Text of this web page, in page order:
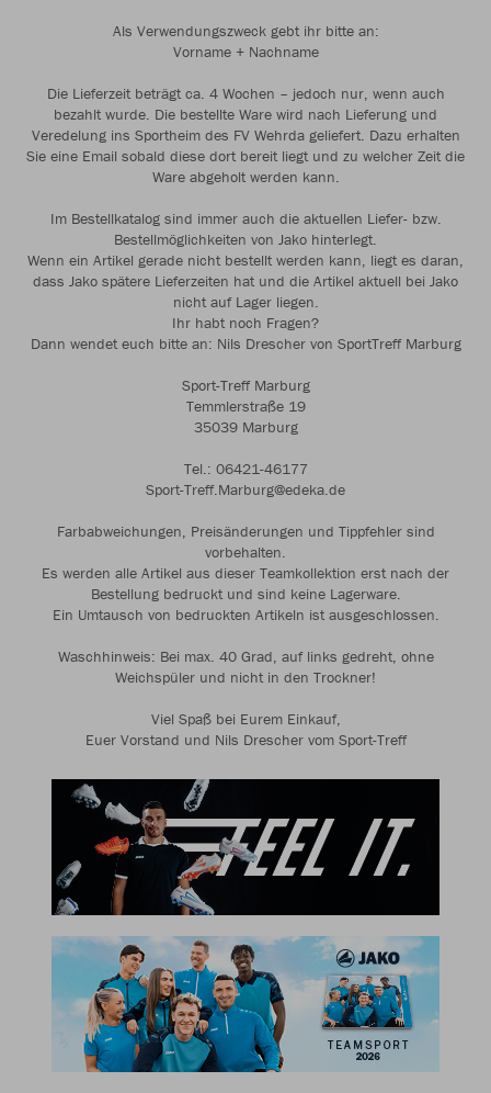
Als Verwendungszweck gebt ihr bitte an:
Vorname + Nachname
Die Lieferzeit beträgt ca. 4 Wochen – jedoch nur, wenn auch
bezahlt wurde. Die bestellte Ware wird nach Lieferung und
Veredelung ins Sportheim des FV Wehrda geliefert. Dazu erhalten
Sie eine Email sobald diese dort bereit liegt und zu welcher Zeit die
Ware abgeholt werden kann.
Im Bestellkatalog sind immer auch die aktuellen Liefer- bzw.
Bestellmöglichkeiten von Jako hinterlegt.
Wenn ein Artikel gerade nicht bestellt werden kann, liegt es daran,
dass Jako spätere Lieferzeiten hat und die Artikel aktuell bei Jako
nicht auf Lager liegen.
Ihr habt noch Fragen?
Dann wendet euch bitte an: Nils Drescher von SportTreff Marburg
Sport-Treff Marburg
Temmlerstraße 19
35039 Marburg
Tel.: 06421-46177
Sport-Treff.Marburg@edeka.de
Farbabweichungen, Preisänderungen und Tippfehler sind
vorbehalten.
Es werden alle Artikel aus dieser Teamkollektion erst nach der
Bestellung bedruckt und sind keine Lagerware.
Ein Umtausch von bedruckten Artikeln ist ausgeschlossen.
Waschhinweis: Bei max. 40 Grad, auf links gedreht, ohne
Weichspüler und nicht in den Trockner!
Viel Spaß bei Eurem Einkauf,
Euer Vorstand und Nils Drescher vom Sport-Treff